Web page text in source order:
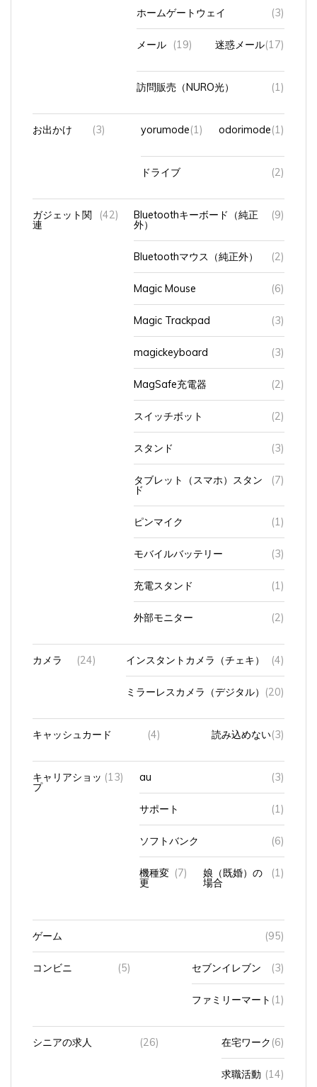
ホームゲートウェイ (3)
メール (19) 迷惑メール (17)
訪問販売（NURO光） (1)
お出かけ (3) yorumode (1) odorimode (1)
ドライブ (2)
ガジェット関
連
(42) Bluetoothキーボード（純正
外）
(9)
Bluetoothマウス（純正外） (2)
Magic Mouse (6)
Magic Trackpad (3)
magickeyboard (3)
MagSafe充電器 (2)
スイッチボット (2)
スタンド (3)
タブレット（スマホ）スタン
ド
(7)
ピンマイク (1)
モバイルバッテリー (3)
充電スタンド (1)
外部モニター (2)
カメラ (24) インスタントカメラ（チェキ） (4)
ミラーレスカメラ（デジタル） (20)
キャッシュカード (4) 読み込めない (3)
キャリアショッ
プ
(13) au (3)
サポート (1)
ソフトバンク (6)
機種変
更
(7) 娘（既婚）の
場合
(1)
ゲーム (95)
コンビニ (5) セブンイレブン (3)
ファミリーマート (1)
シニアの求人 (26) 在宅ワーク (6)
求職活動 (14)